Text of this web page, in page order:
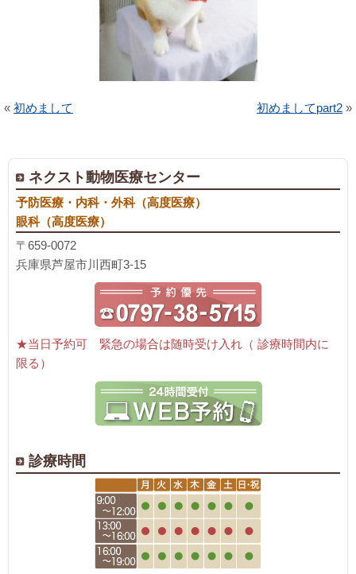
« 初めまして 初めましてpart2 »
ネクスト動物医療センター
予防医療・内科・外科（高度医療）
眼科（高度医療）
〒659-0072
兵庫県芦屋市川西町3-15
★当日予約可 緊急の場合は随時受け入れ（ 診療時間内に
限る）
診療時間